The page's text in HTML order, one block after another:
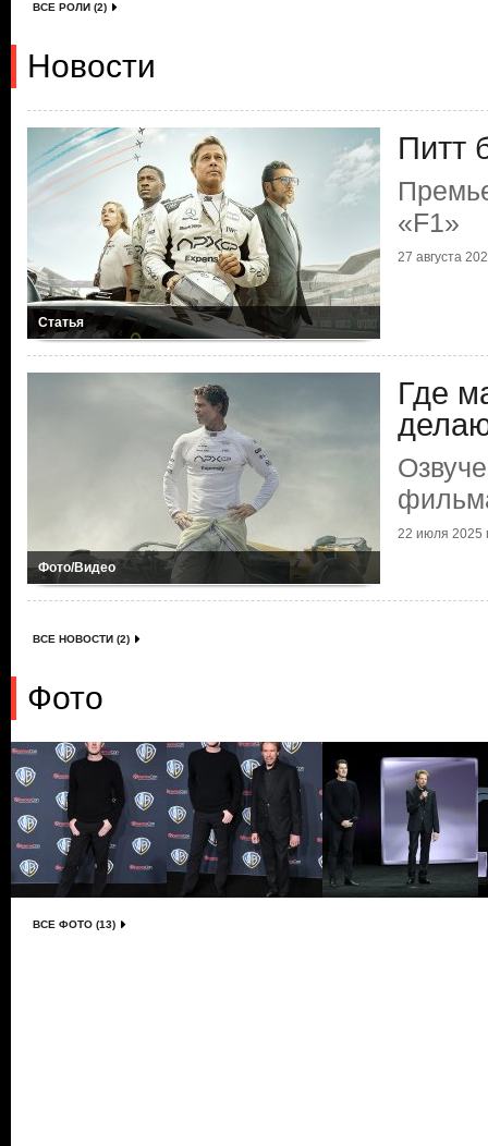
ВСЕ РОЛИ (2)
Новости
Статья
Питт
«F1»
27 августа
Фото/Видео
Где
22 июля 2025
ВСЕ НОВОСТИ (2)
Фото
ВСЕ ФОТО (13)